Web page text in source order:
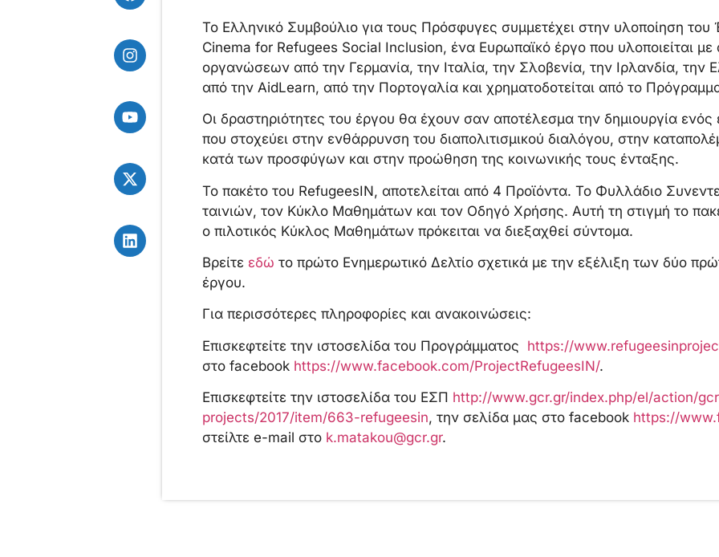
Το Ελληνικό Συμβούλιο για τους Πρόσφυγες συμμετέχει στην υλοποίηση
Cinema for Refugees Social Inclusion, ένα Ευρωπαϊκό έργο που υλοποιείται με
οργανώσεων από την Γερμανία, την Ιταλία, την Σλοβενία, την Ιρλανδία, την
από την AidLearn, από την Πορτογαλία και χρηματοδοτείται από το
Οι δραστηριότητες του έργου θα έχουν σαν αποτέλεσμα την δημιουργία ενός
που στοχεύει στην ενθάρρυνση του διαπολιτισμικού διαλόγου, στην
κατά των προσφύγων και στην προώθηση της κοινωνικής τους ένταξης.
Το πακέτο του RefugeesIN, αποτελείται από 4 Προϊόντα. Το Φυλλάδιο
ταινιών, τον Κύκλο Μαθημάτων και τον Οδηγό Χρήσης. Αυτή τη στιγμή το
ο πιλοτικός Κύκλος Μαθημάτων πρόκειται να διεξαχθεί σύντομα.
Βρείτε εδώ το πρώτο Ενημερωτικό Δελτίο σχετικά με την εξέλιξη των δύο
έργου.
Για περισσότερες πληροφορίες και ανακοινώσεις:
Επισκεφτείτε την ιστοσελίδα του Προγράμματος https://
στο facebook https://www.facebook.com/ProjectRefugeesIN/.
Επισκεφτείτε την ιστοσελίδα του ΕΣΠ http://www.gcr.gr/index.php/el/action/
projects/2017/item/663-refugeesin, την σελίδα μας στο facebook https://
στείλτε e-mail στο k.matakou@gcr.gr.